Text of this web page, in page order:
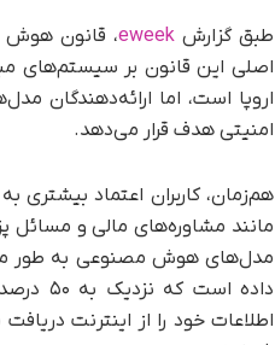
طبق گزارش eweek، قانون هوش
اصلی این قانون بر سیستم‌های
اروپا است، اما ارائه‌دهندگان
امنیتی هدف قرار می‌دهد.
هم‌زمان، کاربران اعتماد
مانند مشاوره‌های مالی و
داده
اطلاعات خود را از اینترنت